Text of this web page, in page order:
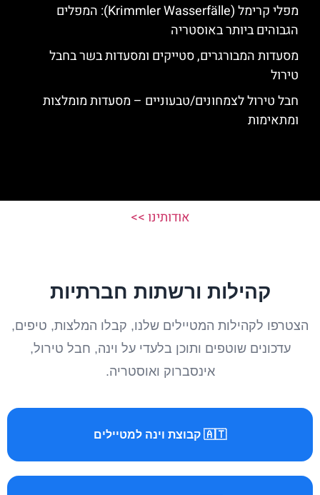
מפלי קרימל (Krimmler Wasserfälle): המפלים
הגבוהים ביותר באוסטריה
מסעדות המבורגרים, סטייקים ומסעדות בשר בחבל
טירול
חבל טירול לצמחונים/טבעוניים – מסעדות מומלצות
ומתאימות
אודותינו >>
קהילות ורשתות חברתיות
הצטרפו לקהילות המטיילים שלנו, קבלו המלצות, טיפים,
עדכונים שוטפים ותוכן בלעדי על וינה, חבל טירול,
אינסברוק ואוסטריה.
🇦🇹 קבוצת וינה למטיילים